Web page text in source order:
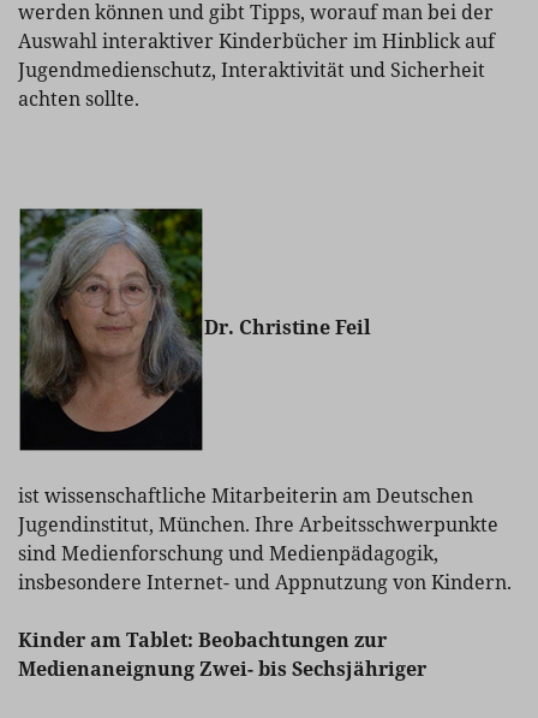
werden können und gibt Tipps, worauf man bei der
Auswahl interaktiver Kinderbücher im Hinblick auf
Jugendmedienschutz, Interaktivität und Sicherheit
achten sollte.
Dr. Christine Feil
ist wissenschaftliche Mitarbeiterin am Deutschen
Jugendinstitut, München. Ihre Arbeitsschwerpunkte
sind Medienforschung und Medienpädagogik,
insbesondere Internet- und Appnutzung von Kindern.
Kinder am Tablet: Beobachtungen zur
Medienaneignung Zwei- bis Sechsjähriger